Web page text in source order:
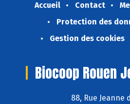
Accueil Contact
Protection des
Gestion des cookies
Biocoop Rouen
88, Rue Jeanne